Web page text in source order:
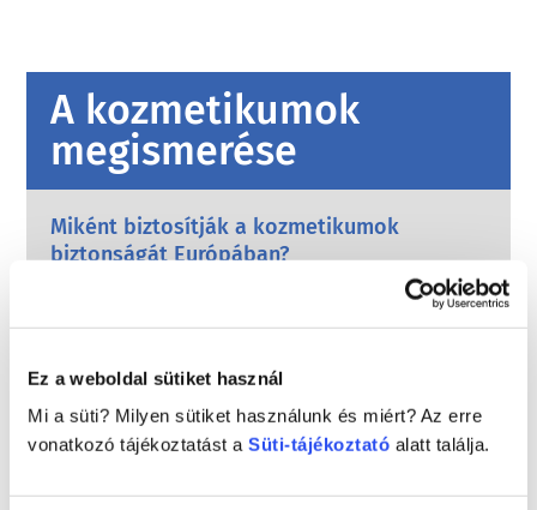
Ez a weboldal sütiket használ
Mi a süti? Milyen sütiket használunk és miért? Az erre
vonatkozó tájékoztatást a Süti-tájékoztató alatt találja.
A kozmetikumok
megismerése
Miként biztosítják a kozmetikumok
biztonságát Európában?
Szigorú jogszabályok biztosítják, hogy az
Európai Unióban értékesített kozmetikumok
és testápolási termékek biztonságosan
országos és az európai szabályozó hatóságok
közösen felelősek a kozmetikai termékek
biztonságának megőrzéséért.
anyagokról?
A kozmetikai termékekben használt egyes